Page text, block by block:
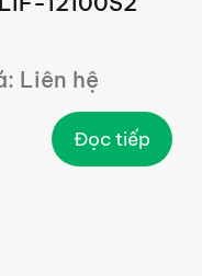
Liên hệ
Đọc tiếp